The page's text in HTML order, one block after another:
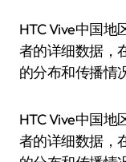
HTC Vive中国地区总经理汪丛青公布了2017年消费
者的详细数据，
的分布和传播情
HTC Vive中国地
者的详细数据，